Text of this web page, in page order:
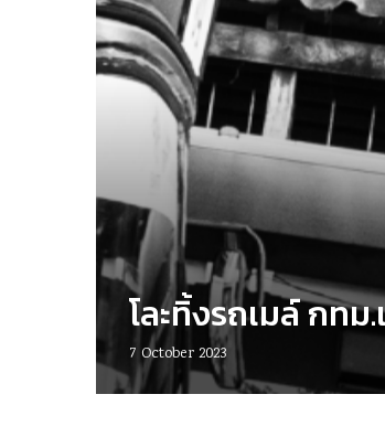
โละทิ้งรถเมล์ กทม
7 October 2023